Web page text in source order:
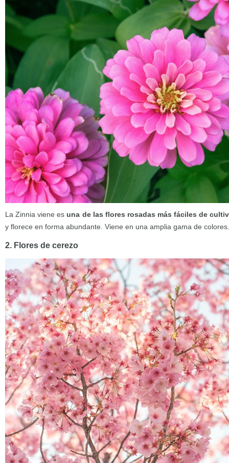
La Zinnia viene esuna de las flores rosadas más fáciles de
y florece en forma abundante. Viene en una amplia gama de colores.
2. Flores de cerezo